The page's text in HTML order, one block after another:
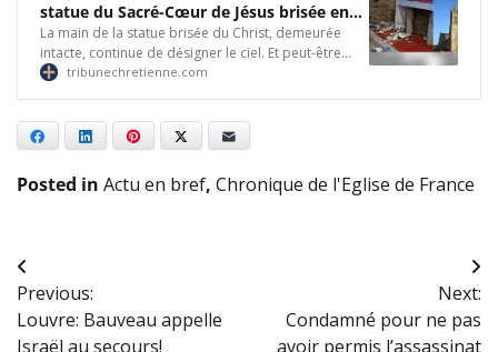
statue du Sacré-Cœur de Jésus brisée en
mille morceaux – Tribune Chrétienne
La main de la statue brisée du Christ, demeurée
intacte, continue de désigner le ciel. Et peut-être
faut-il y voir le signe que, malgré les offenses et les
tribunechretienne.com
Facebook LinkedIn Pinterest
Posted in Actu en bref, Chronique de l'Eglise de France
Navigation
de
Previous:
Louvre: Bauveau appelle
Israël au secours!
Next:
Condamné pour ne pas
avoir permis l’assassinat